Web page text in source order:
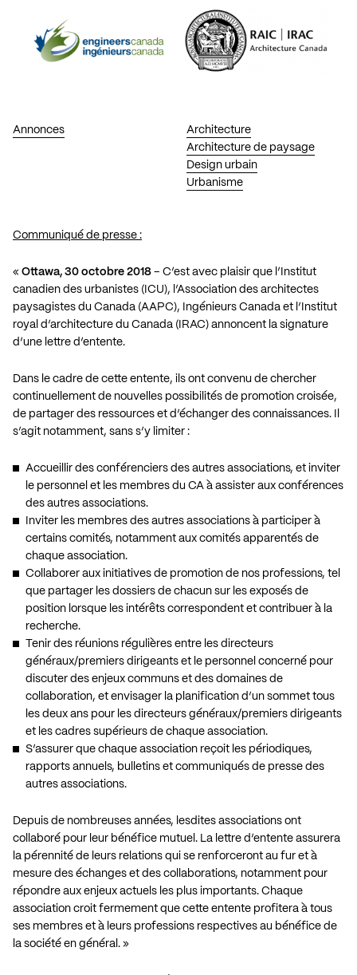
Annonces
Architecture
Architecture de paysage
Design urbain
Urbanisme
Communiqué de presse :
« Ottawa, 30 octobre 2018 – C’est avec plaisir que l’Institut
canadien des urbanistes (ICU), l’Association des architectes
paysagistes du Canada (AAPC), Ingénieurs Canada et l’Institut
royal d’architecture du Canada (IRAC) annoncent la signature
d’une lettre d’entente.
Dans le cadre de cette entente, ils ont convenu de chercher
continuellement de nouvelles possibilités de promotion croisée,
de partager des ressources et d’échanger des connaissances. Il
s’agit notamment, sans s’y limiter :
Accueillir des conférenciers des autres associations, et inviter
le personnel et les membres du CA à assister aux conférences
des autres associations.
Inviter les membres des autres associations à participer à
certains comités, notamment aux comités apparentés de
chaque association.
Collaborer aux initiatives de promotion de nos professions, tel
que partager les dossiers de chacun sur les exposés de
position lorsque les intérêts correspondent et contribuer à la
recherche.
Tenir des réunions régulières entre les directeurs
généraux/premiers dirigeants et le personnel concerné pour
discuter des enjeux communs et des domaines de
collaboration, et envisager la planification d’un sommet tous
les deux ans pour les directeurs généraux/premiers dirigeants
et les cadres supérieurs de chaque association.
S’assurer que chaque association reçoit les périodiques,
rapports annuels, bulletins et communiqués de presse des
autres associations.
Depuis de nombreuses années, lesdites associations ont
collaboré pour leur bénéfice mutuel. La lettre d’entente assurera
la pérennité de leurs relations qui se renforceront au fur et à
mesure des échanges et des collaborations, notamment pour
répondre aux enjeux actuels les plus importants. Chaque
association croit fermement que cette entente profitera à tous
ses membres et à leurs professions respectives au bénéfice de
la société en général. »